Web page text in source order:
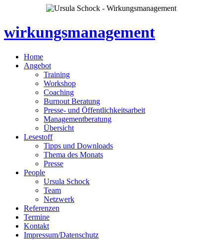
wirkungsmanagement
Home
Angebot
Training
Workshop
Coaching
Burnout Beratung
Presse- und Öffentlichkeitsarbeit
Managementberatung
Übersicht
Lesestoff
Tipps und Downloads
Thema des Monats
Presse
People
Ursula Schock
Team
Netzwerk
Referenzen
Termine
Kontakt
Impressum/Datenschutz